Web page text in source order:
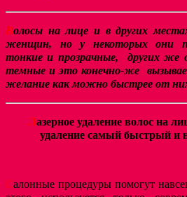
Волосы на лице и в других
женщин, но у некоторых они
тонкие и прозрачные, других
темные и это конечно-же
желание как можно быстрее от
Лазерное удаление волос на
удаление самый быстрый и
Салонные процедуры помогут